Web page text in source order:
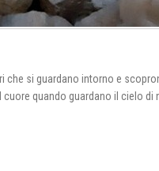
che si guardano intorno e
quando guardano il cielo di